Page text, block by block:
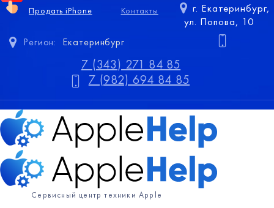
Продать iPhone Контакты
Регион: Екатеринбург
г. Екатеринбург,
ул. Попова, 10
7 (343) 271 84 85
7 (982) 694 84 85
Сервисный центр техники Apple